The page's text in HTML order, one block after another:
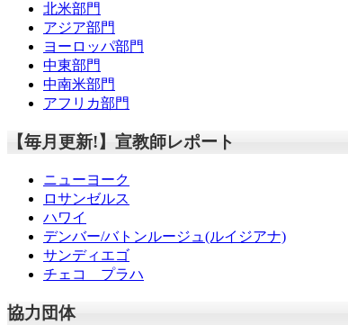
北米部門
アジア部門
ヨーロッパ部門
中東部門
中南米部門
アフリカ部門
【毎月更新!】宣教師レポート
ニューヨーク
ロサンゼルス
ハワイ
デンバー/バトンルージュ(ルイジアナ)
サンディエゴ
チェコ プラハ
協力団体